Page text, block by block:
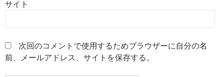
サイト
次回のコメントで使用するためブラウザーに自分の名
前、メールアドレス、サイトを保存する。